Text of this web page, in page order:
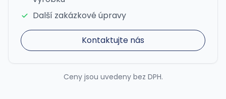
Další zakázkové úpravy
Kontaktujte nás
Ceny jsou uvedeny bez DPH.